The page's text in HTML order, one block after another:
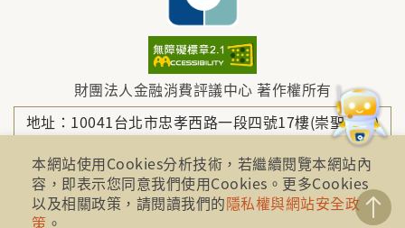
財團法人金融消費評議中心 著作權所有
地址：10041台北市忠孝西路一段四號17樓(崇聖大樓)
電話：886-2-2316-1288
本網站使用Cookies分析技術，若繼續閱覽本網站內
容，即表示您同意我們使用Cookies。更多Cookies
以及相關政策，請閱讀我們的隱私權與網站安全政
策 。